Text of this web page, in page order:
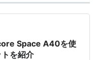
Space A40を使
を紹介